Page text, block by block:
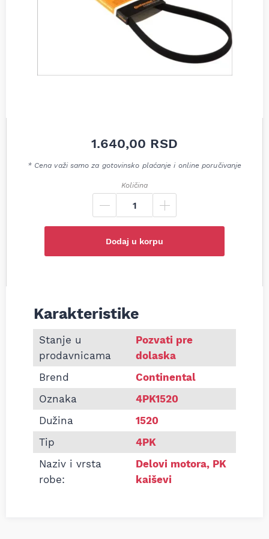
1.640,00 RSD
* Cena važi samo za gotovinsko plaćanje i online poručivanje
Količina
Dodaj u korpu
Informacije o Pk kaiš Continental 4PK1520
Karakteristike
Stanje u
prodavnicama
Pozvati pre
dolaska
Brend
Continental
Oznaka
4PK1520
Dužina
1520
Tip
4PK
Naziv i vrsta
robe:
Delovi motora, PK
kaiševi